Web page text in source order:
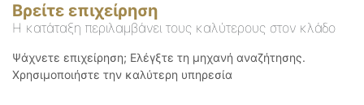
Βρείτε επιχείρηση
Η κατάταξη περιλαμβάνει τους καλύτερους στον κλάδο
Ψάχνετε επιχείρηση; Ελέγξτε τη μηχανή αναζήτησης.
Χρησιμοποιήστε την καλύτερη υπηρεσία